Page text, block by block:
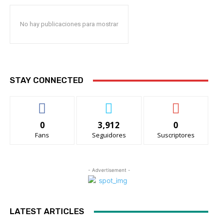
No hay publicaciones para mostrar
STAY CONNECTED
0
Fans
3,912
Seguidores
0
Suscriptores
- Advertisement -
LATEST ARTICLES